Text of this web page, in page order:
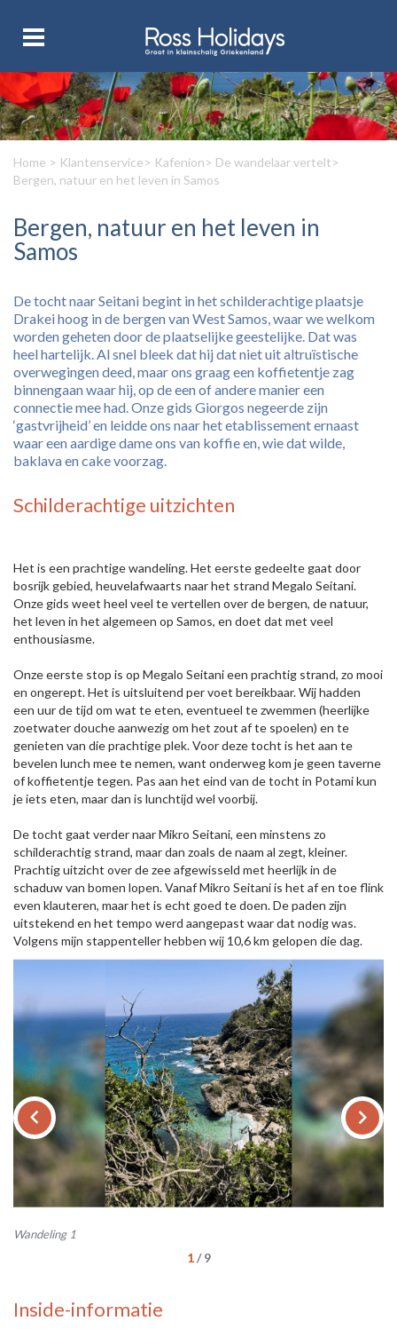
Home > Klantenservice> Kafenion> De wandelaar vertelt>
Bergen, natuur en het leven in Samos
Bergen, natuur en het leven in
Samos
De tocht naar Seitani begint in het schilderachtige plaatsje
Drakei hoog in de bergen van West Samos, waar we welkom
worden geheten door de plaatselijke geestelijke. Dat was
heel hartelijk. Al snel bleek dat hij dat niet uit altruïstische
overwegingen deed, maar ons graag een koffietentje zag
binnengaan waar hij, op de een of andere manier een
connectie mee had. Onze gids Giorgos negeerde zijn
‘gastvrijheid’ en leidde ons naar het etablissement ernaast
waar een aardige dame ons van koffie en, wie dat wilde,
baklava en cake voorzag.
Schilderachtige uitzichten
Het is een prachtige wandeling. Het eerste gedeelte gaat door
bosrijk gebied, heuvelafwaarts naar het strand Megalo Seitani.
Onze gids weet heel veel te vertellen over de bergen, de natuur,
het leven in het algemeen op Samos, en doet dat met veel
enthousiasme.
Onze eerste stop is op Megalo Seitani een prachtig strand, zo mooi
en ongerept. Het is uitsluitend per voet bereikbaar. Wij hadden
een uur de tijd om wat te eten, eventueel te zwemmen (heerlijke
zoetwater douche aanwezig om het zout af te spoelen) en te
genieten van die prachtige plek. Voor deze tocht is het aan te
bevelen lunch mee te nemen, want onderweg kom je geen taverne
of koffietentje tegen. Pas aan het eind van de tocht in Potami kun
je iets eten, maar dan is lunchtijd wel voorbij.
De tocht gaat verder naar Mikro Seitani, een minstens zo
schilderachtig strand, maar dan zoals de naam al zegt, kleiner.
Prachtig uitzicht over de zee afgewisseld met heerlijk in de
schaduw van bomen lopen. Vanaf Mikro Seitani is het af en toe flink
even klauteren, maar het is echt goed te doen. De paden zijn
uitstekend en het tempo werd aangepast waar dat nodig was.
Volgens mijn stappenteller hebben wij 10,6 km gelopen die dag.
Wandeling 1
keyboard_arrow_left keyboard_arrow_right
1/9
Inside-informatie